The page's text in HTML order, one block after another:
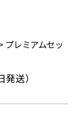
プレミアムセッ
送）